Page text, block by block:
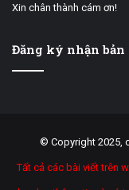
Xin chân thành cám ơn!
Đăng ký nhận
© Copyright 2025,
Tất cả các bài viết trên